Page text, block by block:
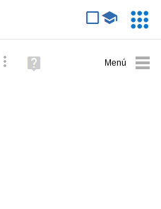
Búsqueda avanzada
Ayuda
(en